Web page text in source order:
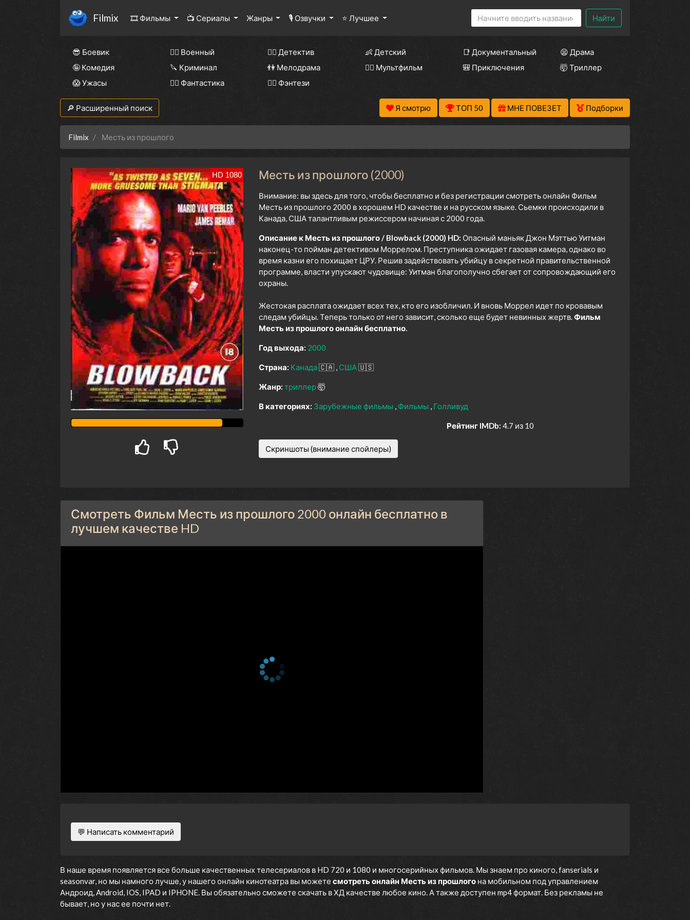
Filmix 🎞 Фильмы 📺 Сериалы Жанры 🎙 Озвучки ⭐ Лучшее Найти
😎 Боевик 👨‍✈️ Военный 🕵️‍♂️ Детектив 👶 Детский 📑 Документальный
😫 Драма
🤪 Комедия
🔪 Криминал 👫 Мелодрама 🧚‍♀️ Мультфильм 🎒 Приключения
🤯 Триллер
😱 Ужасы
🧙‍♀️ Фантастика 🧝‍♂️ Фэнтези
🔎 Расширенный поиск Я смотрю ТОП 50 МНЕ ПОВЕЗЕТ Подборки
Filmix Месть из прошлого
HD 1080 Месть из прошлого (2000)
Внимание: вы здесь для того, чтобы бесплатно и без регистрации смотреть онлайн Фильм
Месть из прошлого 2000 в хорошем HD качестве и на русском языке. Сьемки происходили в
Канада, США талантливым режиссером начиная с 2000 года.
Описание к Месть из прошлого / Blowback (2000) HD: Опасный маньяк Джон Мэттью Уитман
наконец-то пойман детективом Моррелом. Преступника ожидает газовая камера, однако во
время казни его похищает ЦРУ. Решив задействовать убийцу в секретной правительственной
программе, власти упускают чудовище: Уитман благополучно сбегает от сопровождающий его
охраны.
Жестокая расплата ожидает всех тех, кто его изобличил. И вновь Моррел идет по кровавым
следам убийцы. Теперь только от него зависит, сколько еще будет невинных жертв.Фильм
Месть из прошлого онлайн бесплатно.
Год выхода: 2000
Страна: Канада🇨🇦 США🇺🇸
Жанр: триллер🤯
В категориях: Зарубежные фильмы Фильмы Голливуд
Рейтинг IMDb: 4.7 из 10
Скриншоты (внимание спойлеры)
Смотреть Фильм Месть из прошлого 2000 онлайн бесплатно в
лучшем качестве HD
💬 Написать комментарий
В наше время появляется все больше качественных телесериалов в HD 720 и 1080 и многосерийных фильмов. Мы знаем про киного, fanserials и
seasonvar, но мы намного лучше, у нашего онлайн кинотеатра вы можете смотреть онлайн Месть из прошлого на мобильном под управлением
Андроид, Android, IOS, IPAD и IPHONE. Вы обязательно сможете скачать в ХД качестве любое кино. А также доступен mp4 формат. Без рекламы не
бывает, но у нас ее почти нет.